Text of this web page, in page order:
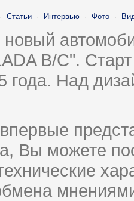
· Статьи · Интервью · Фото ·
новый
B/C".
года. Над
Вы можете